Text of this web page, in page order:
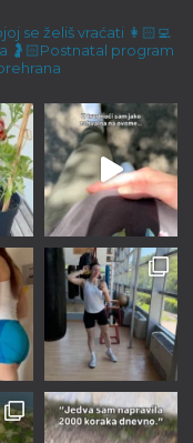
se želiš vraćati 👩🏻‍💻
🤰🏻Postnatal program